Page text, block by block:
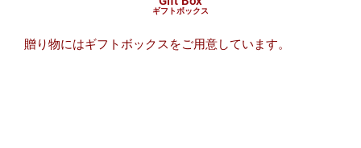
ギフトボックス
贈り物にはギフトボックスをご用意しています。